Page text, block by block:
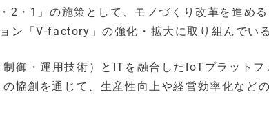
・1」の施策として、モノづくり改革を進める
ン「V-factory」の強化・拡大に取り組んでいる
御・運用技術）とITを融合したIoTプラットフ
協創を通じて、生産性向上や経営効率化など